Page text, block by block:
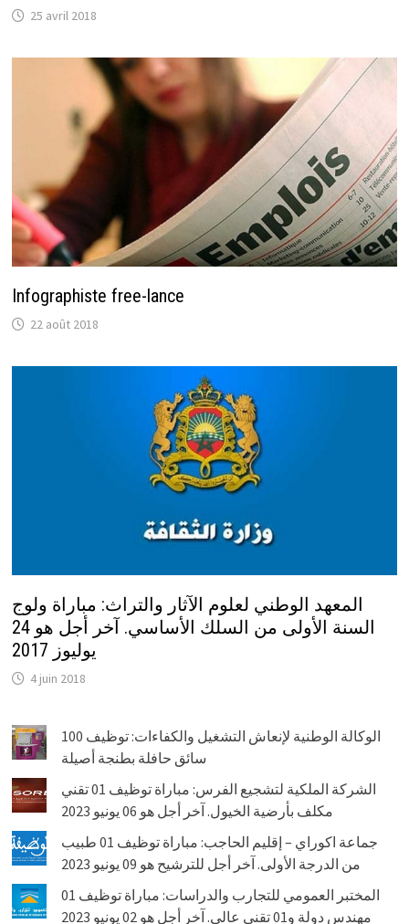
25 avril 2018
Infographiste free-lance
22 août 2018
المعهد الوطني لعلوم الآثار والتراث: مباراة ولوج
السنة الأولى من السلك الأساسي. آخر أجل هو 24
يوليوز 2017
4 juin 2018
الوكالة الوطنية لإنعاش التشغيل والكفاءات: توظيف 100
سائق حافلة بطنجة أصيلة
الشركة الملكية لتشجيع الفرس: مباراة توظيف 01 تقني
مكلف بأرضية الخيول. آخر أجل هو 06 يونيو 2023
جماعة اكوراي – إقليم الحاجب: مباراة توظيف 01 طبيب
من الدرجة الأولى. آخر أجل للترشيح هو 09 يونيو 2023
المختبر العمومي للتجارب والدراسات: مباراة توظيف 01
مهندس دولة و01 تقني عالي. آخر أجل هو 02 يونيو 2023